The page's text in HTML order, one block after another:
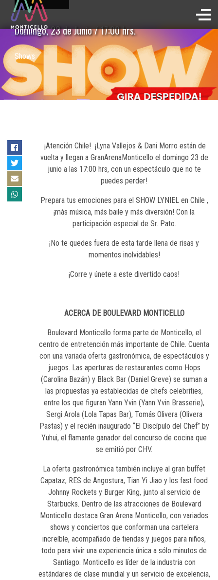
Domingo, 23 de Junio / 17:00 hrs.
Shows
¡Atención Chile! ¡Lyna Vallejos & Dani Morro están de
vuelta y llegan a GranArenaMonticello el domingo 23 de
junio a las 17:00 hrs, con un espectáculo que no te
puedes perder!
Prepara tus emociones para el SHOW LYNIEL en Chile ,
¡más música, más baile y más diversión! Con la
participación especial de Sr. Pato.
¡No te quedes fuera de esta tarde llena de risas y
momentos inolvidables!
¡Corre y únete a este divertido caos!
ACERCA DE BOULEVARD MONTICELLO
Boulevard Monticello forma parte de Monticello, el
centro de entretención más importante de Chile. Cuenta
con una variada oferta gastronómica, de espectáculos y
juegos. Las aperturas de restaurantes como Hops
(Carolina Bazán) y Black Bar (Daniel Greve) se suman a
las propuestas ya establecidas de chefs celebrities,
entre los que figuran Yann Yvin (Yann Yvin Brasserie),
Sergi Arola (Lola Tapas Bar), Tomás Olivera (Olivera
Pastas) y el recién inaugurado “El Discípulo del Chef” by
Yuhui, el flamante ganador del concurso de cocina que
se emitió por CHV.
La oferta gastronómica también incluye al gran buffet
Capataz, RES de Angostura, Tian Yi Jiao y los fast food
Johnny Rockets y Burger King, junto al servicio de
Starbucks. Dentro de las atracciones de Boulevard
Monticello destaca Gran Arena Monticello, con variados
shows y conciertos que conforman una cartelera
increíble, acompañado de tiendas y juegos para niños,
todo para vivir una experiencia única a sólo minutos de
Santiago. Monticello es líder de la industria con
estándares de clase mundial y un servicio de excelencia,